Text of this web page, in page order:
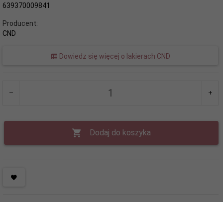
639370009841
Producent:
CND
Dowiedz się więcej o lakierach CND
Dodaj do koszyka